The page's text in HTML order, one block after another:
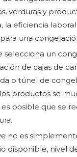
verduras y
la eficiencia
una
selecciona un
de cajas de
o túnel de
productos se
posible que se
no es
disponible, nivel